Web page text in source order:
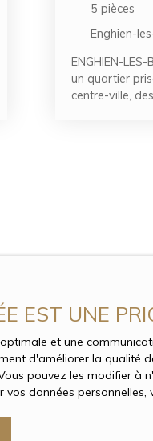
5 pièces
Enghien-
ENGHIEN-
un quartier
centre-ville,
secteur, ce
d'un projet
EST UNE
et une
d'améliorer la qualité
pouvez les modifier
données personnelles,